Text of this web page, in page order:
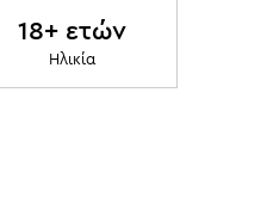
18+ ετών
Ηλικία